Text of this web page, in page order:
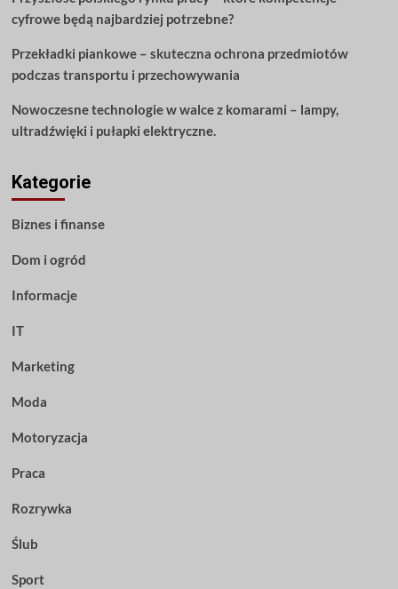
cyfrowe będą najbardziej potrzebne?
Przekładki piankowe – skuteczna ochrona przedmiotów
podczas transportu i przechowywania
Nowoczesne technologie w walce z komarami – lampy,
ultradźwięki i pułapki elektryczne.
Kategorie
Biznes i finanse
Dom i ogród
Informacje
IT
Marketing
Moda
Motoryzacja
Praca
Rozrywka
Ślub
Sport